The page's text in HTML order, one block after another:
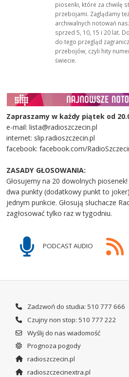
piosenki, które za chwilę
przebojami. Zaglądamy
archiwalnych notowań
sprzed 5, 10, 15 i 20 lat.
do tego przegląd
przebojów, czyli hity
świecie.
Zapraszamy w każdy piątek od
e-mail: lista@radioszczecin.pl
internet: slip.radioszczecin.pl
facebook: facebook.com/
ZASADY GŁOSOWANIA:
Głosujemy na 20 dowolnych
dwa punkty (dodatkowy punkt to
jednym punkcie. Głosują słuchacze
zagłosować tylko raz w tygodniu.
PODCAST AUDIO
Zadzwoń do studia: 510 777 666
Czujny non stop: 510 777 222
Wyślij do nas wiadomość
Prognoza pogody
radioszczecin.pl
radioszczecinextra.pl